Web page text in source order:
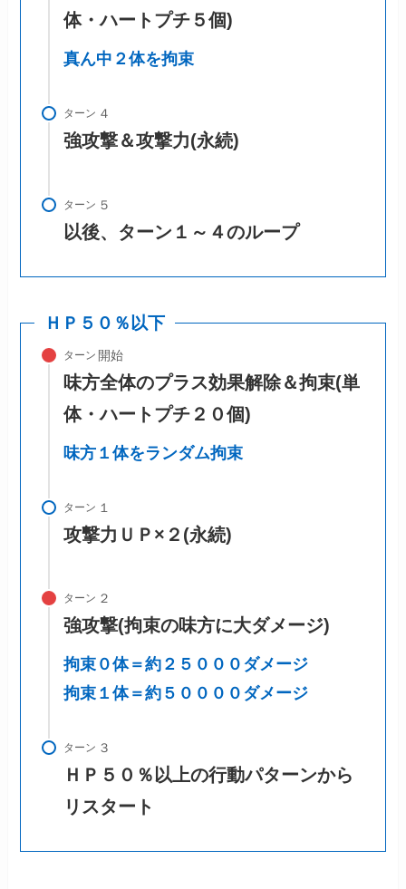
体・ハートプチ５個)
真ん中２体を拘束
ターン
強攻撃＆攻撃力(永続)
ターン
以後、ターン１～４のループ
ＨＰ５０％以下
ターン
味方全体のプラス効果解除＆拘束(単
体・ハートプチ２０個)
味方１体をランダム拘束
ターン
攻撃力ＵＰ×２(永続)
ターン
強攻撃(拘束の味方に大ダメージ)
拘束０体＝約２５０００ダメージ
拘束１体＝約５００００ダメージ
ターン
ＨＰ５０％以上の行動パターンから
リスタート